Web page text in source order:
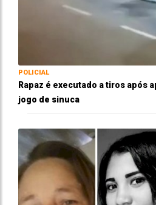
POLICIAL
Rapaz é executado a tiros após
jogo de sinuca